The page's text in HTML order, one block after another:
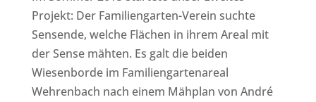
Projekt: Der Familiengarten-Verein suchte
Sensende, welche Flächen in ihrem Areal mit
der Sense mähten. Es galt die beiden
Wiesenborde im Familiengartenareal
Wehrenbach nach einem Mähplan von André